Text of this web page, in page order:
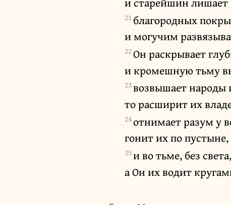
21благородных
и могучим
22Он раскрывает
и кромешную тьму
23возвышает народы
то расширит их
24отнимает разум у
гонит их по
25и во тьме, без
а Он их водит